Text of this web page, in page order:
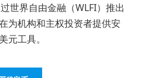
世界自由金融（WLFI）推出
为机构和主权投资者提供安
元工具。